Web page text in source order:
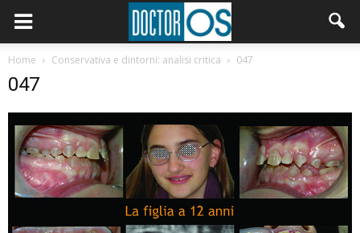
Home Conservativa e dintorni: analisi critica 047
047